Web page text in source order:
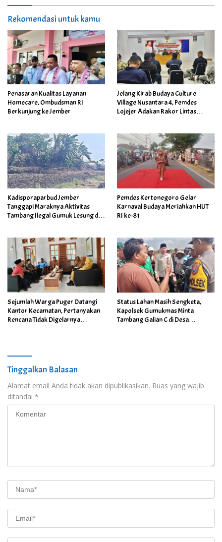
Rekomendasi untuk kamu
Penasaran Kualitas Layanan
Homecare, Ombudsman RI
Berkunjung ke Jember
Jelang Kirab Budaya Culture
Village Nusantara 4, Pemdes
Lojejer Adakan Rakor Lintas
Kadisporaparbud Jember
Tanggapi Maraknya Aktivitas
Tambang Ilegal Gumuk Lesung di
Pemdes Kertonegoro Gelar
Karnaval Budaya Meriahkan HUT
RI ke-81
Sejumlah Warga Puger Datangi
Kantor Kecamatan, Pertanyakan
Rencana Tidak Digelarnya
Status Lahan Masih Sengketa,
Kapolsek Gumukmas Minta
Tambang Galian C di Desa
Tinggalkan Balasan
Alamat email Anda tidak akan dipublikasikan. Ruas yang wajib
ditandai *